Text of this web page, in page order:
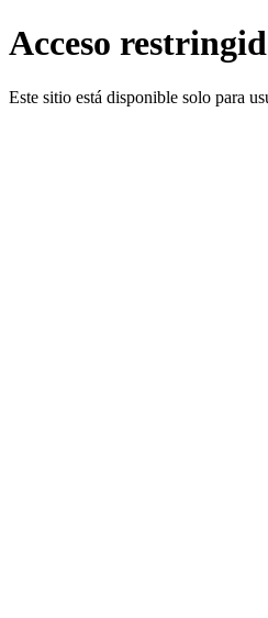
Acceso
Este sitio está disponible solo para